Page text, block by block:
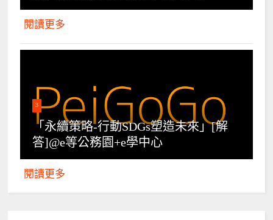
閱讀更多
3
「永續策略-行動SDGs塑造未來」[解
答]@e等公務園+e學中心
閱讀更多